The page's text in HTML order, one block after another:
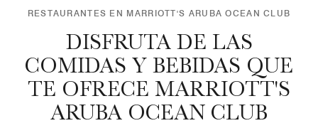
RESTAURANTES EN MARRIOTT'S ARUBA OCEAN CLUB
DISFRUTA DE LAS
COMIDAS Y BEBIDAS QUE
TE OFRECE MARRIOTT'S
ARUBA OCEAN CLUB